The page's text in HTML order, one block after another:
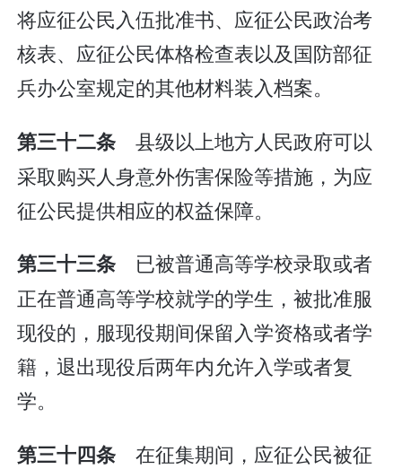
将应征公民入伍批准书、应征公民政治考
核表、应征公民体格检查表以及国防部征
兵办公室规定的其他材料装入档案。
第三十二条 县级以上地方人民政府可以
采取购买人身意外伤害保险等措施，为应
征公民提供相应的权益保障。
第三十三条 已被普通高等学校录取或者
正在普通高等学校就学的学生，被批准服
现役的，服现役期间保留入学资格或者学
籍，退出现役后两年内允许入学或者复
学。
第三十四条 在征集期间，应征公民被征